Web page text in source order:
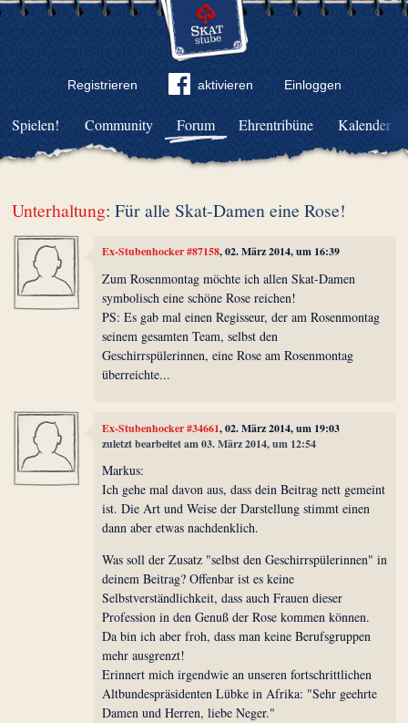
Registrieren aktivieren Einloggen
Community Forum Ehrentribüne Kalender
Spielen!
Unterhaltung: Für alle Skat-Damen eine Rose!
Ex-Stubenhocker #87158, 02. März 2014, um 16:39
Zum Rosenmontag möchte ich allen Skat-Damen
symbolisch eine schöne Rose reichen!
PS: Es gab mal einen Regisseur, der am Rosenmontag
seinem gesamten Team, selbst den
Geschirrspülerinnen, eine Rose am Rosenmontag
überreichte...
Ex-Stubenhocker #34661, 02. März 2014, um 19:03
zuletzt bearbeitet am 03. März 2014, um 12:54
Markus:
Ich gehe mal davon aus, dass dein Beitrag nett gemeint
ist. Die Art und Weise der Darstellung stimmt einen
dann aber etwas nachdenklich.
Was soll der Zusatz "selbst den Geschirrspülerinnen" in
deinem Beitrag? Offenbar ist es keine
Selbstverständlichkeit, dass auch Frauen dieser
Profession in den Genuß der Rose kommen können.
Da bin ich aber froh, dass man keine Berufsgruppen
mehr ausgrenzt!
Erinnert mich irgendwie an unseren fortschrittlichen
Altbundespräsidenten Lübke in Afrika: "Sehr geehrte
Damen und Herren, liebe Neger."